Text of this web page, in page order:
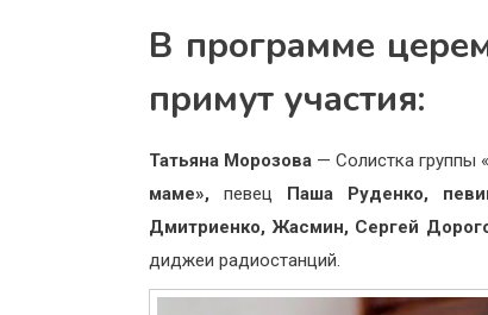
В программе
примут участия:
Татьяна Морозова — Солистка группы
маме», певец Паша Руденко,
Дмитриенко, Жасмин, Сергей
диджеи радиостанций.